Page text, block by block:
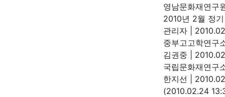
영남문화재연구
2010년 2월 정
관리자
중부고고학연구
김권중
국립문화재연구
한지선
(2010.02.24